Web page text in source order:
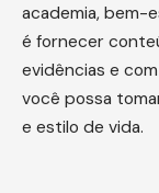
academia, bem-
é fornecer
evidências e
você possa
e estilo de vida.